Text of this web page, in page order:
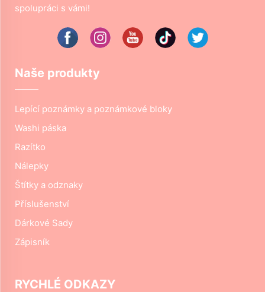
spolupráci s vámi!
Naše produkty
Lepící poznámky a poznámkové bloky
Washi páska
Razítko
Nálepky
Štítky a odznaky
Příslušenství
Dárkové Sady
Zápisník
RYCHLÉ ODKAZY